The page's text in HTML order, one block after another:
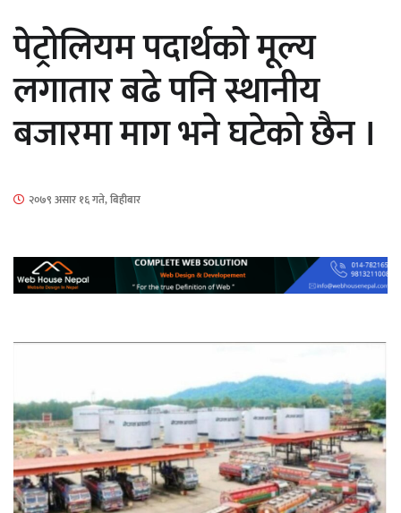
माताकाे नाममा गलत गतिविधि गर्ने थापा प्रहरी
नेपालगञ्जमा पर्खाल भत्किँदा दुई मजदुरको मृत्यु
‘ईयुमा डट कम’ले बुधबारदेखि आफ्नो
औपचारिक सेवा सञ्चालनमा
पेट्रोलियम पदार्थको मूल्य
लगातार बढे पनि स्थानीय
बजारमा माग भने घटेको छैन ।
२०७९ असार १६ गते, बिहीबार